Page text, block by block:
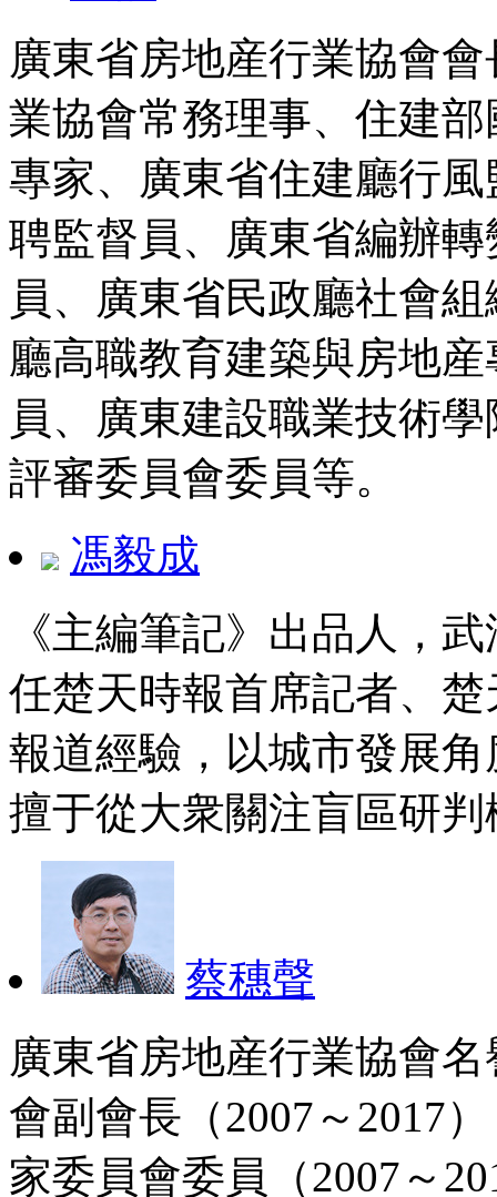
廣東省房地産行業協會
業協會常務理事、住建
專家、廣東省住建廳行
聘監督員、廣東省編辦
員、廣東省民政廳社會
廳高職教育建築與房地
員、廣東建設職業技術
評審委員會委員等。
馮毅成
《主編筆記》出品人，
任楚天時報首席記者、
報道經驗，以城市發展
擅于從大衆關注盲區研
蔡穗聲
廣東省房地産行業協會
會副會長（2007～2017
家委員會委員（2007～